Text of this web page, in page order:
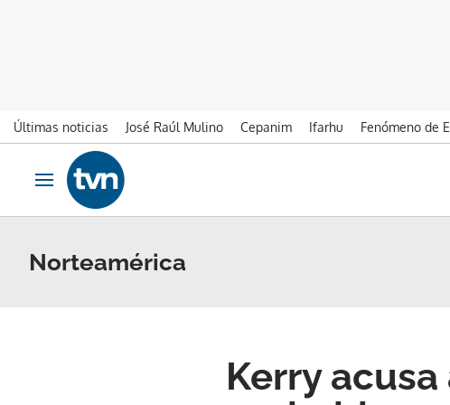
Últimas noticias José Raúl Mulino Cepanim Ifarhu Fenómeno de
Ir al contenido
Obrir navegació
Norteamérica
Kerry